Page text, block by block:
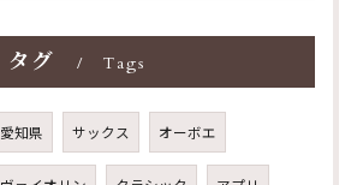
タグ Tags
愛知県 サックス オーボエ